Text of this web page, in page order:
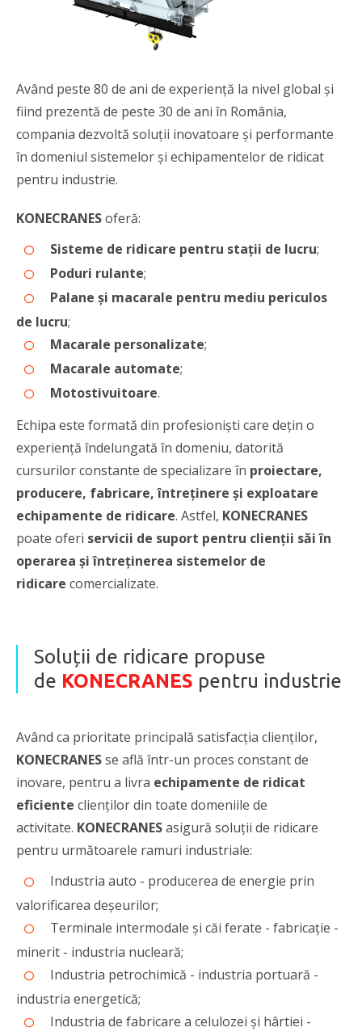
Având peste 80 de ani de experienţă la nivel global şi
fiind prezentă de peste 30 de ani în România,
compania dezvoltă soluţii inovatoare şi performante
în domeniul sistemelor şi echipamentelor de ridicat
pentru industrie.
KONECRANESoferă:
Sisteme de ridicare pentru staţii de lucru;
Poduri rulante;
Palane şi macarale pentru mediu periculos
de lucru;
Macarale personalizate;
Macarale automate;
Motostivuitoare.
Echipa este formată din profesioniști care dețin o
experiență îndelungată în domeniu, datorită
cursurilor constante de specializare în proiectare,
producere, fabricare, întreținere și exploatare
echipamente de ridicare. Astfel, KONECRANES
poate oferi servicii de suport pentru clienţii săi în
operarea şi întreţinerea sistemelor de
ridicare comercializate.
Soluții de ridicare propuse
de KONECRANES pentru industrie
Având ca prioritate principală satisfacția clienților,
KONECRANESse află într-un proces constant de
inovare, pentru a livra echipamente de ridicat
eficiente clienților din toate domeniile de
activitate. KONECRANESasigură soluții de ridicare
pentru următoarele ramuri industriale:
Industria auto - producerea de energie prin
valorificarea deșeurilor;
Terminale intermodale și căi ferate - fabricație -
minerit - industria nucleară;
Industria petrochimică - industria portuară -
industria energetică;
Industria de fabricare a celulozei și hârtiei -